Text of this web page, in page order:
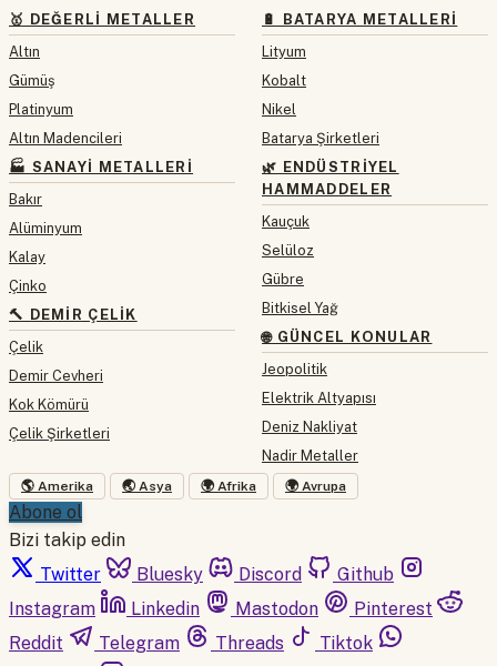
🥇 DEĞERLI METALLER
Altın
Gümüş
Platinyum
Altın Madencileri
🏭 SANAYI METALLERI
Bakır
Alüminyum
Kalay
Çinko
🔨 DEMIR ÇELIK
Çelik
Demir Cevheri
Kok Kömürü
Çelik Şirketleri
🔋 BATARYA METALLERI
Lityum
Kobalt
Nikel
Batarya Şirketleri
🌿 ENDÜSTRIYEL
HAMMADDELER
Kauçuk
Selüloz
Gübre
Bitkisel Yağ
🌐 GÜNCEL KONULAR
Jeopolitik
Elektrik Altyapısı
Deniz Nakliyat
Nadir Metaller
🌎 Amerika 🌏 Asya 🌍 Afrika 🌍 Avrupa
Abone ol
Bizi takip edin
Twitter
Bluesky Discord
Github
Instagram
Linkedin Mastodon
Pinterest
Reddit
Telegram Threads
Tiktok